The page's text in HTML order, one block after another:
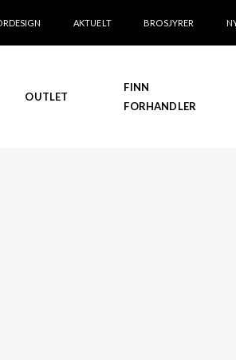
AKTUELT BROSJYRER
OUTLET
FINN
FORHANDLER